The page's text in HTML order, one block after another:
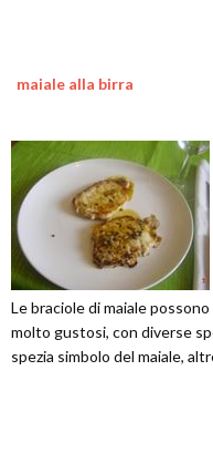
maiale alla birra
Le braciole di maiale
molto gustosi, con diverse
spezia simbolo del maiale,